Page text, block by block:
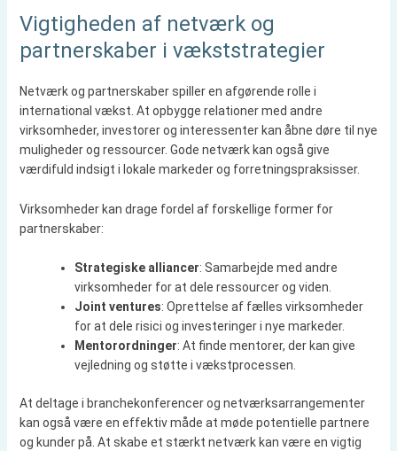
Vigtigheden af netværk og
partnerskaber i vækststrategier
Netværk og partnerskaber spiller en afgørende rolle i
international vækst. At opbygge relationer med andre
virksomheder, investorer og interessenter kan åbne døre til nye
muligheder og ressourcer. Gode netværk kan også give
værdifuld indsigt i lokale markeder og forretningspraksisser.
Virksomheder kan drage fordel af forskellige former for
partnerskaber:
Strategiske alliancer: Samarbejde med andre
virksomheder for at dele ressourcer og viden.
Joint ventures: Oprettelse af fælles virksomheder
for at dele risici og investeringer i nye markeder.
Mentorordninger: At finde mentorer, der kan give
vejledning og støtte i vækstprocessen.
At deltage i branchekonferencer og netværksarrangementer
kan også være en effektiv måde at møde potentielle partnere
og kunder på. At skabe et stærkt netværk kan være en vigtig